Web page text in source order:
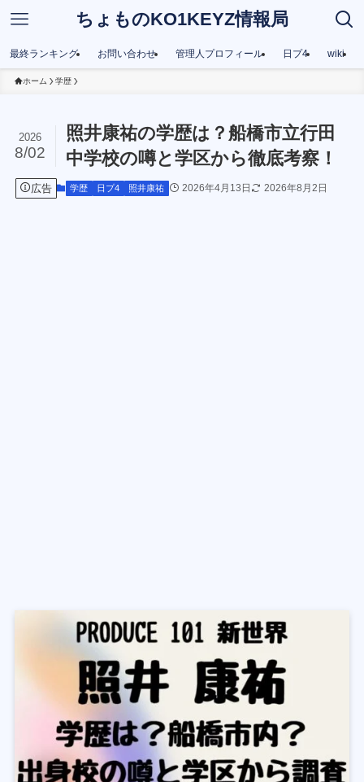
ちょものKO1KEYZ情報局
最終ランキング お問い合わせ 管理人プロフィール 日プ4 wiki
ホーム 学歴
照井康祐の学歴は？船橋市立行田
中学校の噂と学区から徹底考察！
2026
8/02
広告 学歴 日プ4 照井康祐 2026年4月13日 2026年8月2日